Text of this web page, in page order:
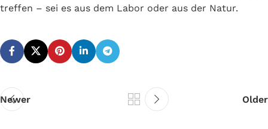
treffen – sei es aus dem Labor oder aus der Natur.
Newer Older